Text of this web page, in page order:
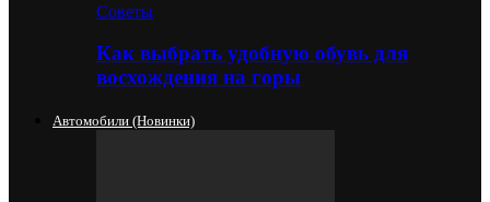
Советы
Как выбрать удобную обувь для
восхождения на горы
Автомобили (новинки)